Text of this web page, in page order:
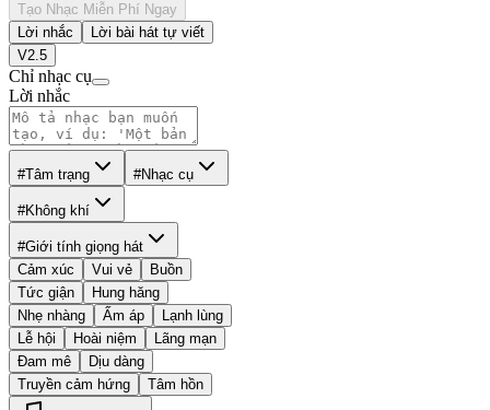
Tạo Nhạc Miễn Phí Ngay
Lời nhắc
Lời bài hát tự viết
V2.5
Chỉ nhạc cụ
Lời nhắc
#Tâm trạng #Nhạc cụ
#Không khí
#Giới tính giọng hát
Cảm xúc
Vui vẻ
Buồn
Tức giận
Hung hăng
Nhẹ nhàng
Ấm áp
Lạnh lùng
Lễ hội
Hoài niệm
Lãng mạn
Đam mê
Dịu dàng
Truyền cảm hứng
Tâm hồn